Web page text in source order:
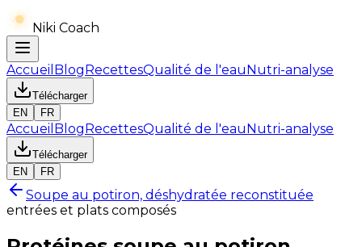
Niki Coach
Accueil BlogRecettesQualité de l'eauNutri-analyse
Télécharger
EN
FR
Accueil BlogRecettesQualité de l'eauNutri-analyse
Télécharger
EN
FR
Soupe au potiron, déshydratée reconstituée
entrées et plats composés